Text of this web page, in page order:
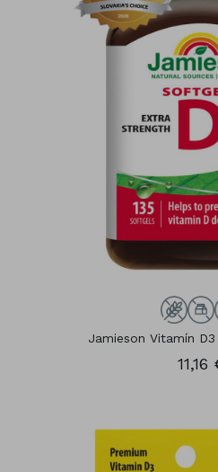
Jamieson Vitamín
11,16